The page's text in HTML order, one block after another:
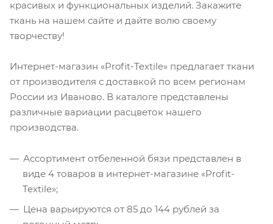
красивых и функциональных изделий. Закажите
ткань на нашем сайте и дайте волю своему
творчеству!
Интернет-магазин «Profit-Textile» предлагает ткани
от производителя с доставкой по всем регионам
России из Иваново. В каталоге представлены
различные вариации расцветок нашего
производства.
Ассортимент отбеленной бязи представлен в
виде 4 товаров в интернет-магазине «Profit-
Textile»;
Цена варьируются от 85 до 144 рублей за